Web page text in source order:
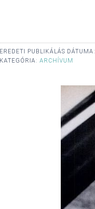
EREDETI PUBLIKÁLÁS DÁTUMA:
KATEGÓRIA: ARCHÍVUM